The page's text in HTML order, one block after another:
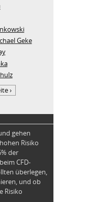
Geke
›
gehen
Risiko
der
CFD-
überlegen,
und ob
Risiko